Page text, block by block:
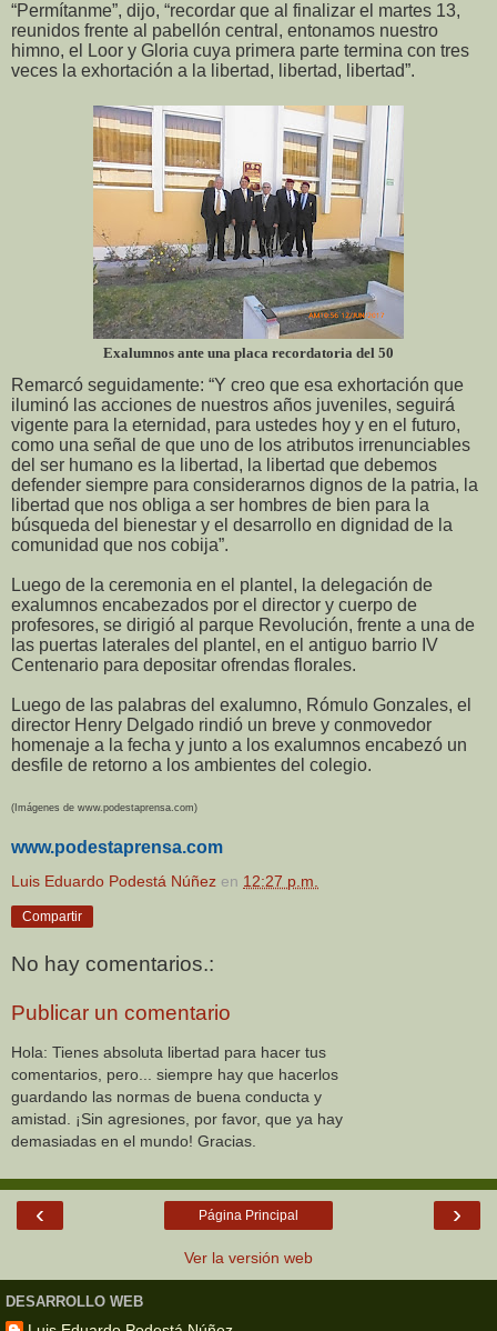
“Permítanme”, dijo, “recordar que al finalizar el martes 13,
reunidos frente al pabellón central, entonamos nuestro
himno, el Loor y Gloria cuya primera parte termina con tres
veces la exhortación a la libertad, libertad, libertad”.
Exalumnos ante una placa recordatoria del 50
Remarcó seguidamente: “Y creo que esa exhortación que
iluminó las acciones de nuestros años juveniles, seguirá
vigente para la eternidad, para ustedes hoy y en el futuro,
como una señal de que uno de los atributos irrenunciables
del ser humano es la libertad, la libertad que debemos
defender siempre para considerarnos dignos de la patria, la
libertad que nos obliga a ser hombres de bien para la
búsqueda del bienestar y el desarrollo en dignidad de la
comunidad que nos cobija”.
Luego de la ceremonia en el plantel, la delegación de
exalumnos encabezados por el director y cuerpo de
profesores, se dirigió al parque Revolución, frente a una de
las puertas laterales del plantel, en el antiguo barrio IV
Centenario para depositar ofrendas florales.
Luego de las palabras del exalumno, Rómulo Gonzales, el
director Henry Delgado rindió un breve y conmovedor
homenaje a la fecha y junto a los exalumnos encabezó un
desfile de retorno a los ambientes del colegio.
(Imágenes de www.podestaprensa.com)
www.podestaprensa.com
Luis Eduardo Podestá Núñez en 12:27 p.m.
Compartir
No hay comentarios.:
Publicar un comentario
Hola: Tienes absoluta libertad para hacer tus
comentarios, pero... siempre hay que hacerlos
guardando las normas de buena conducta y
amistad. ¡Sin agresiones, por favor, que ya hay
demasiadas en el mundo! Gracias.
‹ ›
Página Principal
Ver la versión web
DESARROLLO WEB